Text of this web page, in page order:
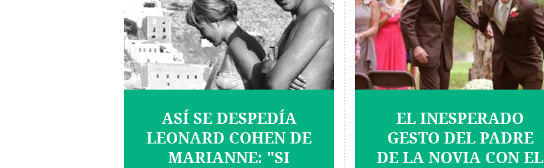
ASÍ SE DESPEDÍA
LEONARD COHEN DE
MARIANNE: "SI
EL INESPERADO
GESTO DEL PADRE
DE LA NOVIA CON EL